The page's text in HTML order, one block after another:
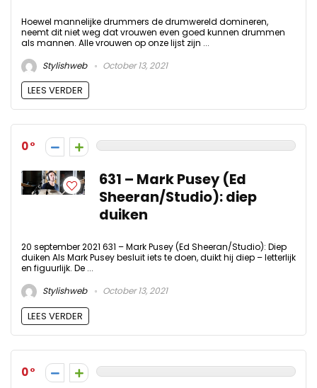
Hoewel mannelijke drummers de drumwereld domineren,
neemt dit niet weg dat vrouwen even goed kunnen drummen
als mannen. Alle vrouwen op onze lijst zijn ...
Stylishweb
October 13, 2021
LEES VERDER
0
631 – Mark Pusey (Ed
Sheeran/Studio): diep
duiken
20 september 2021 631 – Mark Pusey (Ed Sheeran/Studio): Diep
duiken Als Mark Pusey besluit iets te doen, duikt hij diep – letterlijk
en figuurlijk. De ...
Stylishweb
October 13, 2021
LEES VERDER
0